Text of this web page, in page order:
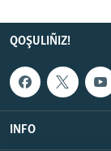
QOŞULIÑIZ!
INFO